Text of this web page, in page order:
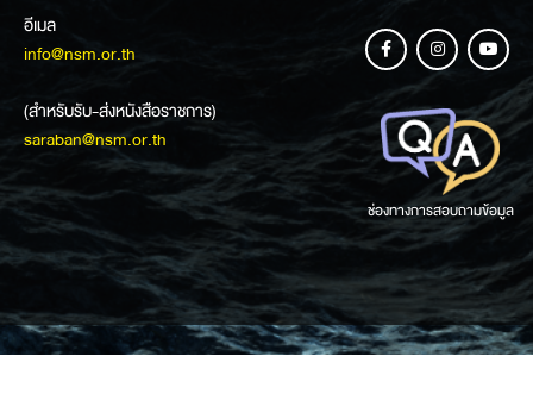
อีเมล
info@nsm.or.th
(สำหรับรับ-ส่งหนังสือราชการ)
saraban@nsm.or.th
ช่องทางการสอบถามข้อมูล